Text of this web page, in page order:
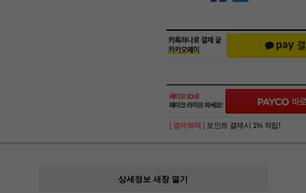
[ 결제혜택 ] 포인트 결제시 1% 적립!
상세정보 새창 열기